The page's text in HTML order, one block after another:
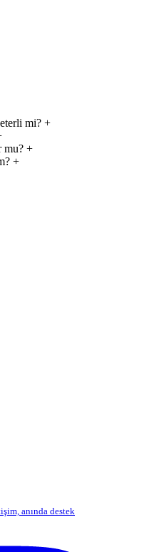
mi? +
mu? +
+
anında destek